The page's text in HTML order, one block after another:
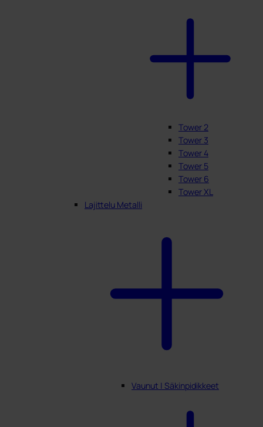
Tower 2
Tower 3
Tower 4
Tower 5
Tower 6
Tower XL
Lajittelu Metalli
Vaunut | Säkinpidikkeet